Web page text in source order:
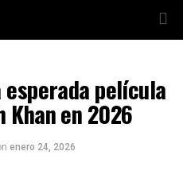
esperada película
Khan en 2026
enero 24, 2026